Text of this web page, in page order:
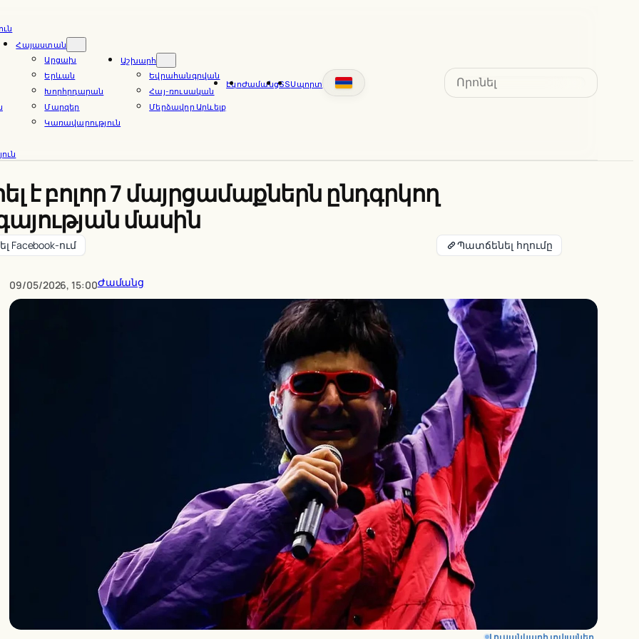
Հայաստան
Արցախ
Երևան
Խորհրդարան
Մարզեր
Կառավարություն
Աշխարհ
Եվրահանգրվան
Հայ-ռուսական
Մերձավոր Արևելք
ԷկոԺամանցՏՏՍպորտ
Search
է բոլոր 7 մայրցամաքներն ընդգրկող
մասին
Facebook-ում Պատճենել հղումը
09/05/2026, 15:00Ժամանց